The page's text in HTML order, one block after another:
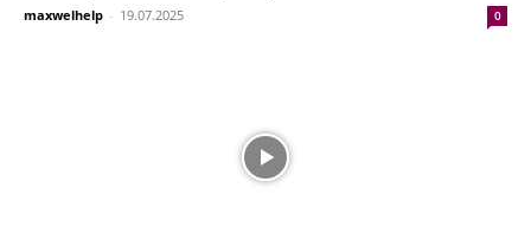
maxwelhelp - 19.07.2025 0